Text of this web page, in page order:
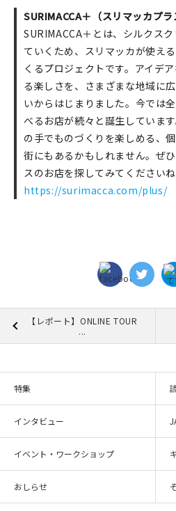
SURIMACCA＋（スリマッカプ
SURIMACCA＋とは、シルクス
ていくため、スリマッカが使え
くるプロジェクトです。アイデ
る楽しさを、さまざまな地域に
いからはじまりました。今では
べるお店が続々と誕生していま
の手でものづくりを楽しめる、
街にもあるかもしれません。ぜ
スのお店を探してみてくださいね
https://surimacca.com/plus/
【レポート】ONLINE TOUR
...
特集
インタビュー
イベント・ワークショップ
おしらせ